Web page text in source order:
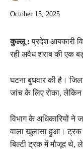
October 15, 2025
कुल्लू : प्रदेश आबकारी
रही अवैध शराब की एक
घटना बुधवार की है।
जांच के लिए रोका,
विभाग के अधिकारियों ने
वाला खुलासा हुआ। ट्रक
बिल्टी ट्रक में मौजूद थे,